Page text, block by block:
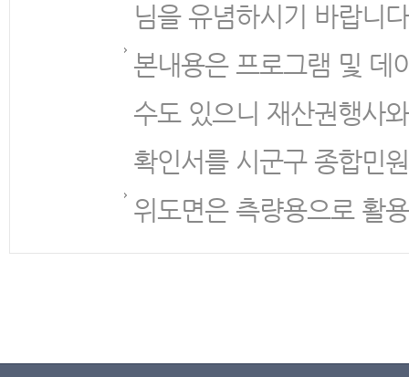
님을 유념하시기 바랍니
본내용은 프로그램 및 데
수도 있으니 재산권행사
확인서를 시군구 종합민
위도면은 측량용으로 활